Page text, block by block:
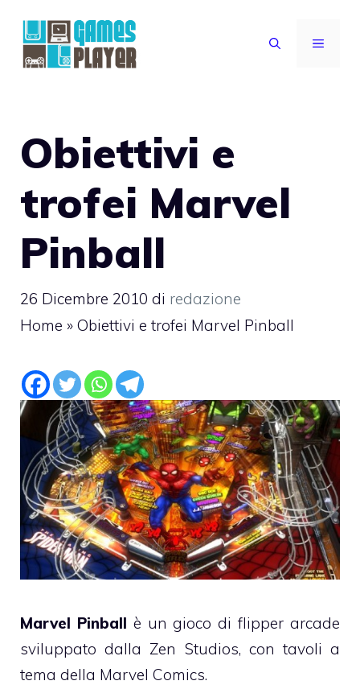
contenuto
MENU
Obiettivi e
trofei Marvel
Pinball
26 Dicembre 2010 di redazione
Home » Obiettivi e trofei Marvel Pinball
Marvel Pinball è un gioco di flipper arcade
sviluppato dalla Zen Studios, con tavoli a
tema della Marvel Comics.